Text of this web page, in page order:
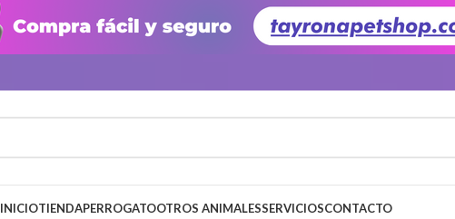
INICIOTIENDAPERROGATOOTROS ANIMALESSERVICIOSCONTACTO